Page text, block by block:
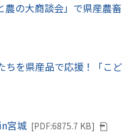
の大商談会」で県産農畜
ちを県産品で応援！「こど
宮城 [PDF:6875.7 KB]